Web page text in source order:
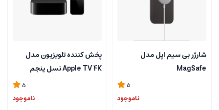
شارژر بی سیم اپل مدل
MagSafe
5
ناموجود
پخش کننده تلویزیون مدل
Apple TV 4K نسل پنجم
5
ناموجود